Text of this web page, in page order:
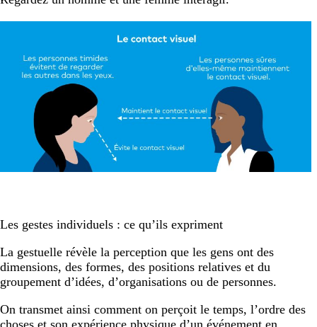
Les gestes individuels : ce qu’ils expriment
La gestuelle révèle la perception que les gens ont des
dimensions, des formes, des positions relatives et du
groupement d’idées, d’organisations ou de personnes.
On transmet ainsi comment on perçoit le temps, l’ordre des
choses et son expérience physique d’un événement en